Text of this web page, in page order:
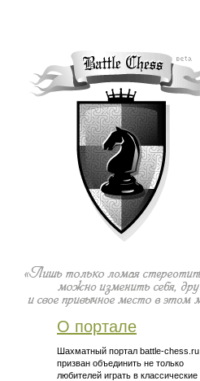
О портале
Шахматный портал battle-chess.ru
призван объединить не только
любителей играть в классические